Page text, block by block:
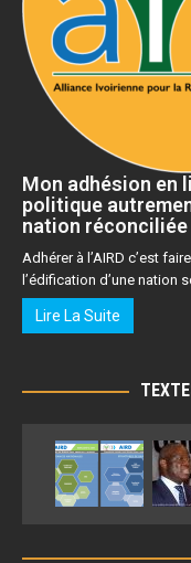
Mon adhésion en
politique
nation réconciliée
Adhérer à l’AIRD c’est
l’édification d’une nation
Lire La Suite